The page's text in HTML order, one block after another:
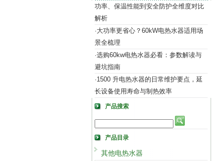
功率、保温性能到安全防护全维度对比
解析
·大功率更省心？60kW电热水器适用场
景全梳理
·选购60kw电热水器必看：参数解读与
避坑指南
·1500 升电热水器的日常维护要点，延
长设备使用寿命与制热效率
产品搜索
产品目录
其他电热水器